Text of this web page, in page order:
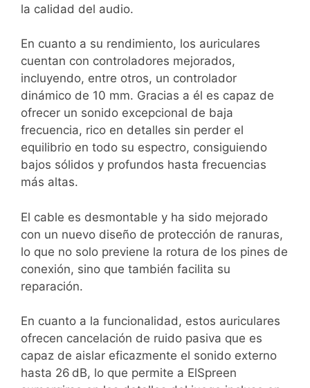
la calidad del audio.
En cuanto a su rendimiento, los auriculares
cuentan con controladores mejorados,
incluyendo, entre otros, un controlador
dinámico de 10 mm. Gracias a él es capaz de
ofrecer un sonido excepcional de baja
frecuencia, rico en detalles sin perder el
equilibrio en todo su espectro, consiguiendo
bajos sólidos y profundos hasta frecuencias
más altas.
El cable es desmontable y ha sido mejorado
con un nuevo diseño de protección de ranuras,
lo que no solo previene la rotura de los pines de
conexión, sino que también facilita su
reparación.
En cuanto a la funcionalidad, estos auriculares
ofrecen cancelación de ruido pasiva que es
capaz de aislar eficazmente el sonido externo
hasta 26 dB, lo que permite a ElSpreen